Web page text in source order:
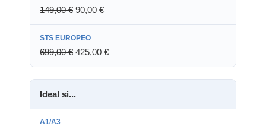
149,00€ 90,00 €
699,00€ 425,00 €
Ideal si...